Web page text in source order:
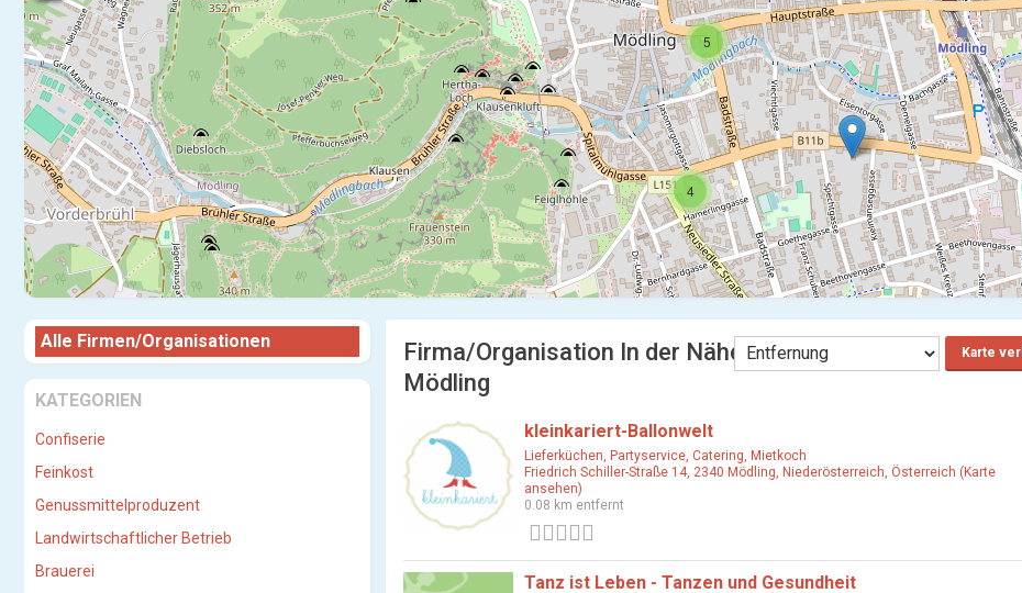
5
4
Alle Firmen/Organisationen
KATEGORIEN
Confiserie
Feinkost
Genussmittelproduzent
Landwirtschaftlicher Betrieb
Brauerei
Firma/Organisation In der Nähe
Mödling
Karte
kleinkariert-Ballonwelt
Lieferküchen, Partyservice, Catering, Mietkoch
Friedrich Schiller-Straße 14, 2340 Mödling, Niederösterreich, Österreich (Karte
ansehen)
0.08 km entfernt
Tanz ist Leben - Tanzen und Gesundheit